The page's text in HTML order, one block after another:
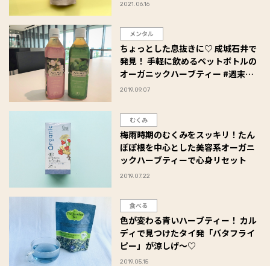
2021.06.16
メンタル
ちょっとした息抜きに♡ 成城石井で
発見！ 手軽に飲めるペットボトルの
オーガニックハーブティー #週末よ
もやま
2019.09.07
むくみ
梅雨時期のむくみをスッキリ！たん
ぽぽ根を中心とした美容系オーガニ
ックハーブティーで心身リセット
2019.07.22
食べる
色が変わる青いハーブティー！ カル
ディで見つけたタイ発「バタフライ
ピー」が涼しげ〜♡
2019.05.15